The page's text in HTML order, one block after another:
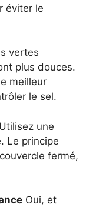
éviter le
vertes
plus douces.
meilleur
le sel.
Utilisez une
Le principe
fermé,
Oui, et